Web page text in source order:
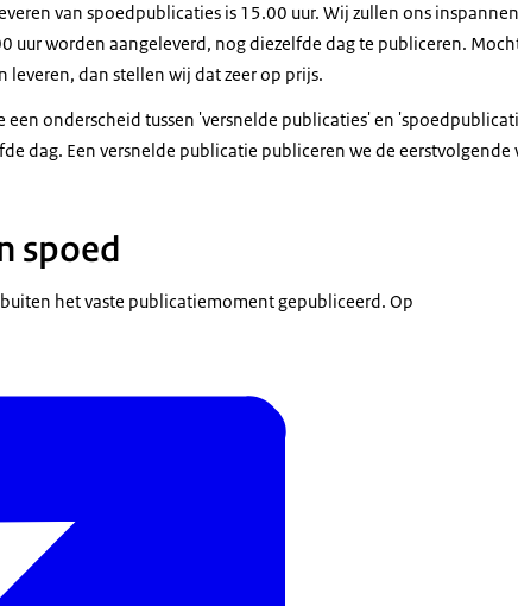
van spoedpublicaties is 15.00 uur. Wij zullen ons
uur worden aangeleverd, nog diezelfde dag te publiceren.
leveren, dan stellen wij dat zeer op prijs.
een onderscheid tussen 'versnelde publicaties' en
dag. Een versnelde publicatie publiceren we de eerstvolgende
spoed
het vaste publicatiemoment gepubliceerd. Op